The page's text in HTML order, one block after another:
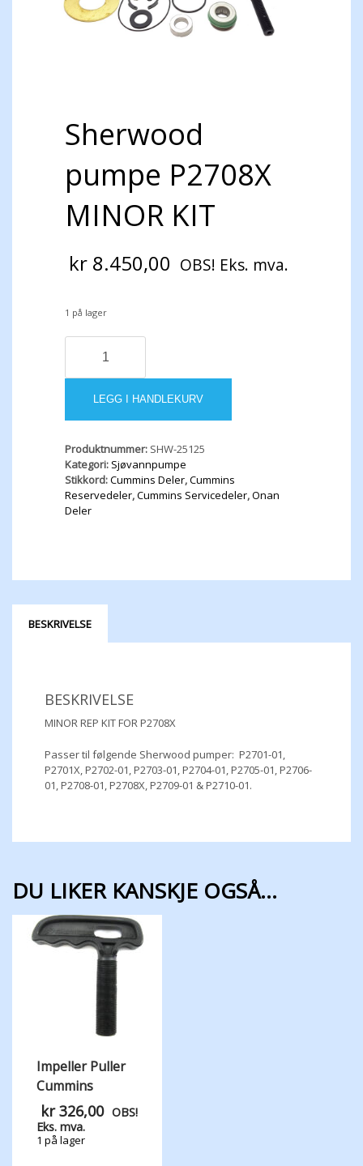
Sherwood
pumpe P2708X
MINOR KIT
kr 8.450,00 OBS! Eks. mva.
1 på lager
Sherwood
P2708X
antall
LEGG I HANDLEKURV
Produktnummer: SHW-25125
Kategori: Sjøvannpumpe
Stikkord:Cummins Deler,Cummins
Reservedeler,Cummins Servicedeler,Onan
Deler
BESKRIVELSE
BESKRIVELSE
MINOR REP KIT FOR P2708X
Passer til følgende Sherwood pumper: P2701-01,
P2701X, P2702-01, P2703-01, P2704-01, P2705-01, P2706-
01, P2708-01, P2708X, P2709-01 & P2710-01.
DU LIKER KANSKJE OGSÅ…
Impeller Puller
Cummins
kr326,00 OBS!
Eks. mva.
1 på lager